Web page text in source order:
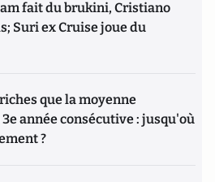
fait du brukini, Cristiano
Suri ex Cruise joue du
que la moyenne
année consécutive : jusqu'où
?